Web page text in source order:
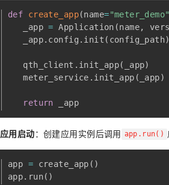
def create_app(name="meter_demo"
   _app
= Application (name,
   _app
. config . init ( config_path)
   qth_client
. init_app( _app)
   meter_service
. init_app ( _app)
return _app
应用启动：创建应用实例后调用 app.run()
app = create_app ( )
app. run( )